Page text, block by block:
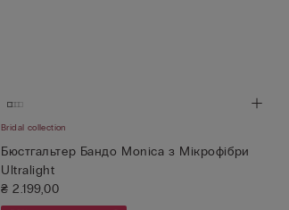
Bridal collection
Бюстгальтер Бандо Monica з Мікрофібри
Ultralight
₴ 2.199,00